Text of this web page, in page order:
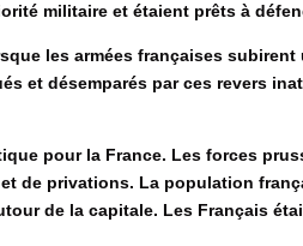
militaire et étaient prêts à
les armées françaises
et désemparés par ces revers
pour la France. Les forces
de privations. La population
de la capitale. Les Français